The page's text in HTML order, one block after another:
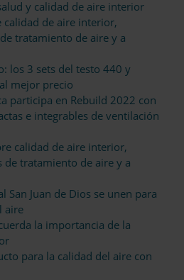
y calidad de aire interior
calidad de aire interior,
tratamiento de aire y a
los 3 sets del testo 440 y
mejor precio
participa en Rebuild 2022 con
e integrables de ventilación
calidad de aire interior,
de tratamiento de aire y a
San Juan de Dios se unen para
aire
la importancia de la
para la calidad del aire con